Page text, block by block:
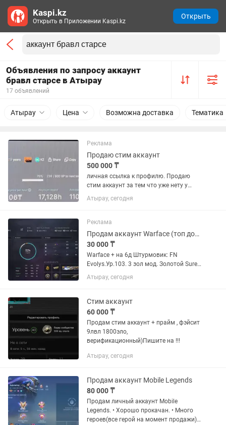
Объявления по запросу аккаунт
бравл старсе в Атырау
17 объявлений
Атырау Цена Возможна доставка Тематика
Реклама
Продаю стим аккаунт
500 000 ₸
личная ссылка к профилю. Продаю
стим аккаунт за тем что уже нету у
самого тяги и интереса к играм. На
аккаунте числится 198 игр которые
Атырау, сегодня
Реклама
Продам аккаунт Warface (топ донаты/ редкий нож керамбит наследие)
30 000 ₸
Warface + на 6д Штурмовик: FN
Evolys.Ур.103. 3 зол мод. Золотой Sure
Fire MGX. MPAR-556.Ур.6. FN SCAR-
H.Ур.8. M16A3 Custom.Ур.18. Медик:
EG240.Ур.30. Инженер: SIG...
Атырау, сегодня
Стим аккаунт
60 000 ₸
Продам стим аккаунт + прайм , фэйсит
9лвл 1800эло,
верификационный)Пишите на !!!
Атырау, сегодня
Продам аккаунт Mobile Legends
80 000 ₸
Продам личный аккаунт Mobile
Legends. • Хорошо прокачан. • Много
героев(все герой на момент продажи) и
Kaspi.kz
Открыть в Приложении Kaspi.kz
Открыть